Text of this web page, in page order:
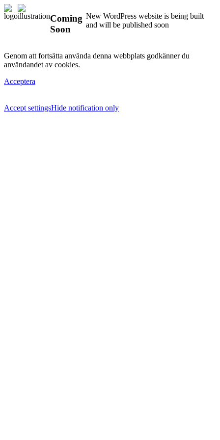
Coming
Soon
New WordPress website is being built
and will be published soon
Genom att fortsätta använda denna webbplats godkänner du
användandet av cookies.
Acceptera
Accept settingsHide notification only